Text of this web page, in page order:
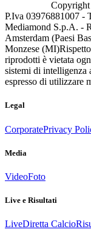
P.Iva 03976881007 -
Mediamond S.p.A. -
Amsterdam (Paesi
Monzese (MI)
riprodotti è vietata
sistemi di intelligenza
espresso di utilizzare
Legal
CorporatePrivacy
Media
VideoFoto
Live e Risultati
LiveDiretta Calcio